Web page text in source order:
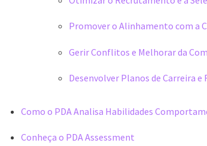
Promover o Alinhamento com a
Gerir Conflitos e Melhorar da
Desenvolver Planos de Carreira
Como o PDA Analisa Habilidades
Conheça o PDA Assessment